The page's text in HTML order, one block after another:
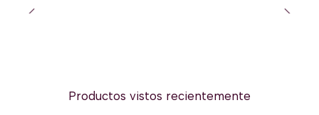
Productos vistos recientemente